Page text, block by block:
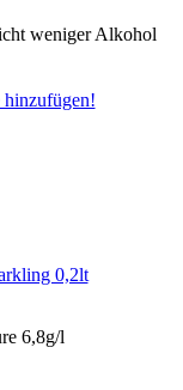
weniger Alkohol
hinzufügen!
0,2lt
6,8g/l